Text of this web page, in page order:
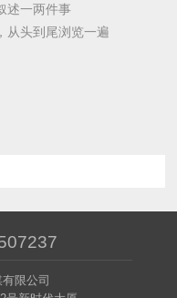
一两件事
头到尾浏览一遍
限公司